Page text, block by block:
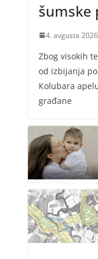
šumske
4. avgusta
Zbog visokih
od izbijanja
Кolubara
građane